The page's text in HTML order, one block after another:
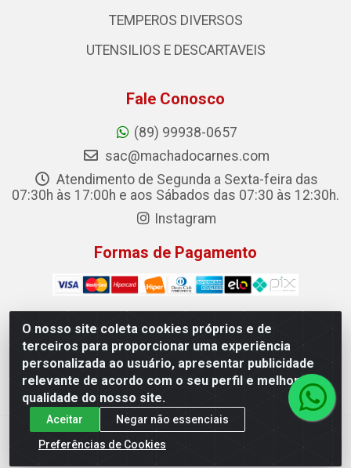
O nosso site coleta cookies próprios e de
terceiros para proporcionar uma experiência
personalizada ao usuário, apresentar publicidade
relevante de acordo com o seu perfil e melhorar a
qualidade do nosso site.
Aceitar
Negar não essenciais
Preferências de Cookies
TEMPEROS DIVERSOS
UTENSILIOS E DESCARTAVEIS
Fale Conosco
(89) 99938-0657
sac@machadocarnes.com
Atendimento de Segunda a Sexta-feira das
07:30h às 17:00h e aos Sábados das 07:30 às 12:30h.
Instagram
Formas de Pagamento
Machado Carnes Distribuidora de Alimentos LTDA -
Logradouro: Avenida Candido Aleixo, 148 - Centro - Oeiras/PI
- CEP 64.500-000 - 31.391.008/0001-50